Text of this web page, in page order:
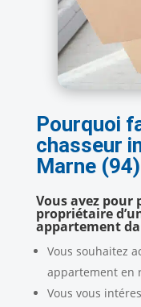
Pourquoi
chasseur
Marne
Vous avez pour
propriétaire
appartement
Vous souhaitez
appartement en
Vous vous